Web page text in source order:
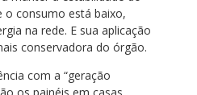
o consumo está baixo,
na rede. E sua aplicação
conservadora do órgão.
com a “geração